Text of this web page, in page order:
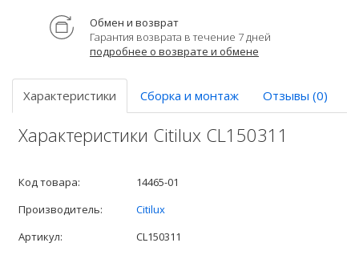
Обмен и возврат
Гарантия возврата в течение 7 дней
подробнее о возврате и обмене
Характеристики Сборка и монтаж Отзывы (0)
Характеристики Citilux CL150311
Код товара:
14465-01
Производитель:
Citilux
Артикул:
CL150311